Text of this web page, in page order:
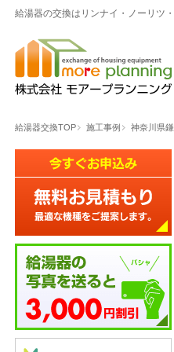
給湯器の交換はリンナイ・ノーリツ
給湯器交換TOP 施工事例 神奈川県